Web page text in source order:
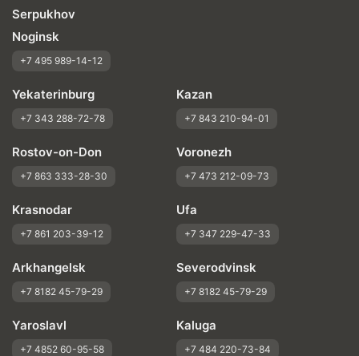
Serpukhov
Noginsk
+7 495 989-14-12
Yekaterinburg
+7 343 288-72-78
Kazan
+7 843 210-94-01
Rostov-on-Don
+7 863 333-28-30
Voronezh
+7 473 212-09-73
Krasnodar
+7 861 203-39-12
Ufa
+7 347 229-47-33
Arkhangelsk
+7 8182 45-79-29
Severodvinsk
+7 8182 45-79-29
Yaroslavl
+7 4852 60-95-58
Kaluga
+7 484 220-73-84